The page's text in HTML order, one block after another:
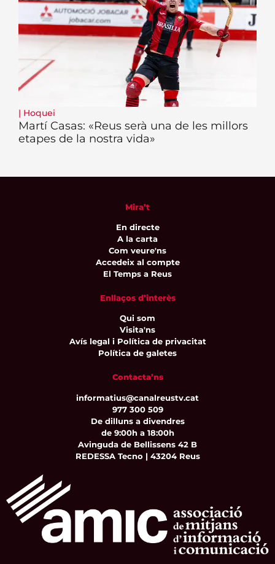
| Hoquei
Martí Casas: «Reus serà una de les millors
etapes de la nostra vida»
Mira’t
En directe
A la carta
Com veure'ns
Accedeix al compte
El Temps a Reus
Enllaços d’interès
Qui som
Visita'ns
Avís legal i Política de privacitat
Política de galetes
Contacta’ns
informatius@canalreustv.cat
977 300 509
De dilluns a divendres
de 9:00h a 18:00h
Avinguda de Bellissens 42 B
REDESSA Tecno | 43204 Reus